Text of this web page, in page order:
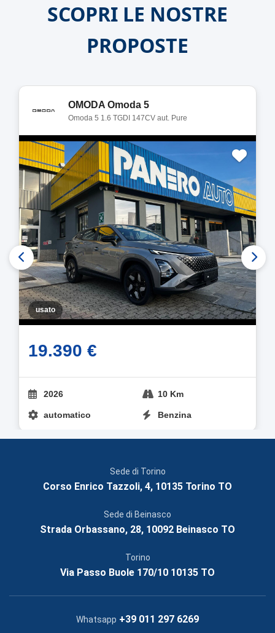
SCOPRI LE NOSTRE
PROPOSTE
OMODA Omoda 5
Omoda 5 1.6 TGDI 147CV aut. Pure
usato
19.390 €
2026 10 Km
automatico Benzina
Sede di Torino
Corso Enrico Tazzoli, 4, 10135 Torino TO
Sede di Beinasco
Strada Orbassano, 28, 10092 Beinasco TO
Torino
Via Passo Buole 170/10 10135 TO
Whatsapp +39 011 297 6269